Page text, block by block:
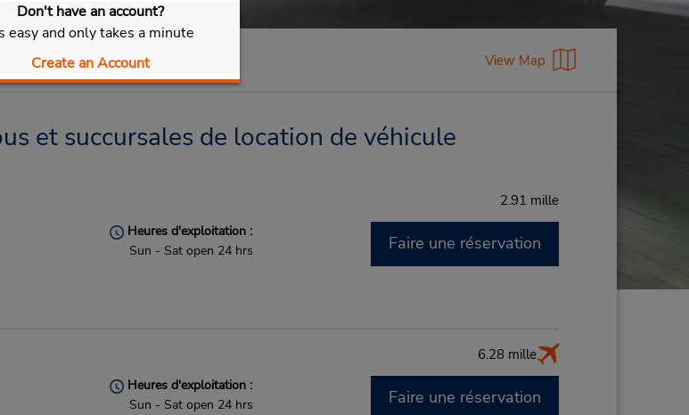
Sélectionner ma voiture
Don't have an account?
easy and only takes a minute
Create an Account
View Map
et succursales de location de véhicule
2.91 mille
Heures d'exploitation :
Sun - Sat open 24 hrs
Faire une réservation
6.28 mille
Heures d'exploitation :
Sun - Sat open 24 hrs
Faire une réservation